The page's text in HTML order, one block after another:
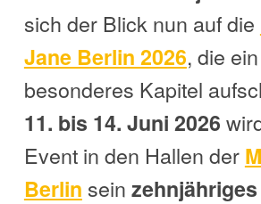
sich der Blick nun auf die
Jane Berlin 2026, die
besonderes Kapitel
11. bis 14. Juni 2026
Event in den Hallen der
Berlin sein